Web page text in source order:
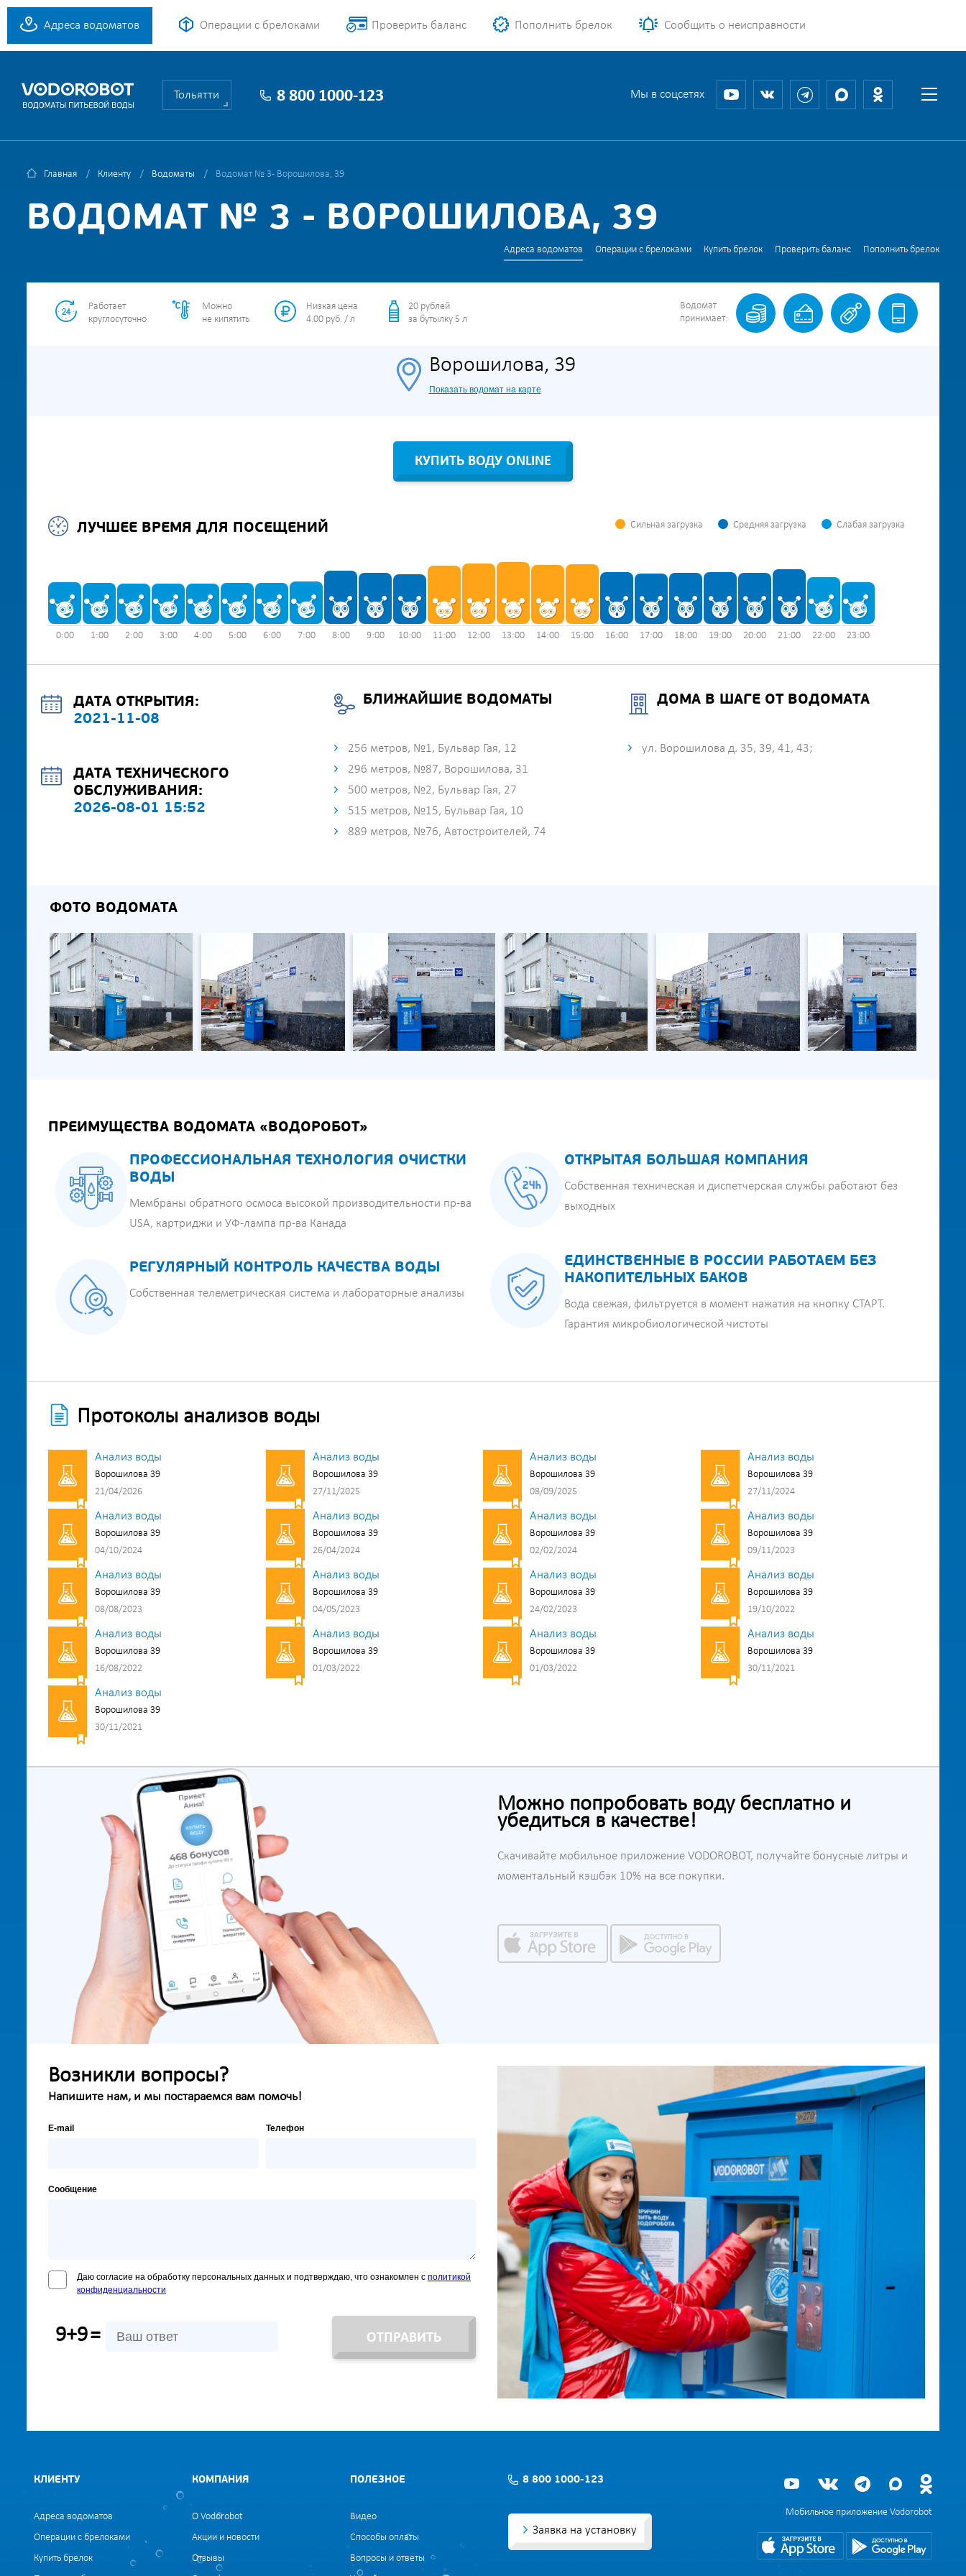
Адреса водоматов Операции с брелоками Проверить баланс Пополнить брелок Сообщить о неисправности
Тольятти 8 800 1000-123 Мы в соцсетях
Главная Клиенту Водоматы Водомат № 3 - Ворошилова, 39
ВОДОМАТ № 3 - ВОРОШИЛОВА, 39
Адреса водоматов Операции с брелоками Купить брелок Проверить баланс Пополнить брелок
Работает
круглосуточно
Можно
не кипятить
Низкая цена
4.00 руб. / л
20 рублей
за бутылку 5 л
Водомат
принимает:
Ворошилова, 39
Показать водомат на карте
КУПИТЬ ВОДУ ONLINE
ЛУЧШЕЕ ВРЕМЯ ДЛЯ ПОСЕЩЕНИЙ Сильная загрузка Средняя загрузка Слабая загрузка
0:00 1:00 2:00 3:00 4:00 5:00 6:00 7:00 8:00 9:00 10:00 11:00 12:00 13:00 14:00 15:00 16:00 17:00 18:00 19:00 20:00 21:00 22:00 23:00
ДАТА ОТКРЫТИЯ:
2021-11-08
ДАТА ТЕХНИЧЕСКОГО
ОБСЛУЖИВАНИЯ:
2026-08-01 15:52
БЛИЖАЙШИЕ ВОДОМАТЫ
256 метров, №1, Бульвар Гая, 12
296 метров, №87, Ворошилова, 31
500 метров, №2, Бульвар Гая, 27
515 метров, №15, Бульвар Гая, 10
889 метров, №76, Автостроителей, 74
ДОМА В ШАГЕ ОТ ВОДОМАТА
ул. Ворошилова д. 35, 39, 41, 43;
ФОТО ВОДОМАТА
ПРЕИМУЩЕСТВА ВОДОМАТА «ВОДОРОБОТ»
ПРОФЕССИОНАЛЬНАЯ ТЕХНОЛОГИЯ ОЧИСТКИ
ВОДЫ
Мембраны обратного осмоса высокой производительности пр-ва
USA, картриджи и УФ-лампа пр-ва Канада
РЕГУЛЯРНЫЙ КОНТРОЛЬ КАЧЕСТВА ВОДЫ
Собственная телеметрическая система и лабораторные анализы
ОТКРЫТАЯ БОЛЬШАЯ КОМПАНИЯ
Собственная техническая и диспетчерская службы работают без
выходных
ЕДИНСТВЕННЫЕ В РОССИИ РАБОТАЕМ БЕЗ
НАКОПИТЕЛЬНЫХ БАКОВ
Вода свежая, фильтруется в момент нажатия на кнопку СТАРТ.
Гарантия микробиологической чистоты
Протоколы анализов воды
Анализ воды
Ворошилова 39
21/04/2026
Анализ воды
Ворошилова 39
27/11/2025
Анализ воды
Ворошилова 39
08/09/2025
Анализ воды
Ворошилова 39
27/11/2024
Анализ воды
Ворошилова 39
04/10/2024
Анализ воды
Ворошилова 39
26/04/2024
Анализ воды
Ворошилова 39
02/02/2024
Анализ воды
Ворошилова 39
09/11/2023
Анализ воды
Ворошилова 39
08/08/2023
Анализ воды
Ворошилова 39
04/05/2023
Анализ воды
Ворошилова 39
24/02/2023
Анализ воды
Ворошилова 39
19/10/2022
Анализ воды
Ворошилова 39
16/08/2022
Анализ воды
Ворошилова 39
01/03/2022
Анализ воды
Ворошилова 39
01/03/2022
Анализ воды
Ворошилова 39
30/11/2021
Анализ воды
Ворошилова 39
30/11/2021
Можно попробовать воду бесплатно и
убедиться в качестве!
Скачивайте мобильное приложение VODOROBOT, получайте бонусные литры и
моментальный кэшбэк 10% на все покупки.
Возникли вопросы?
Напишите нам, и мы постараемся вам помочь!
E-mail Телефон
Сообщение
Даю согласие на обработку персональных данных и подтверждаю, что ознакомлен с политикой
конфиденциальности
9+9= ОТПРАВИТЬ
КЛИЕНТУ
Адреса водоматов
Операции с брелоками
Купить брелок
КОМПАНИЯ
О Vodorobot
Акции и новости
Отзывы
ПОЛЕЗНОЕ
Видео
Способы оплаты
Вопросы и ответы
8 800 1000-123
Заявка на установку
Мобильное приложение Vodorobot